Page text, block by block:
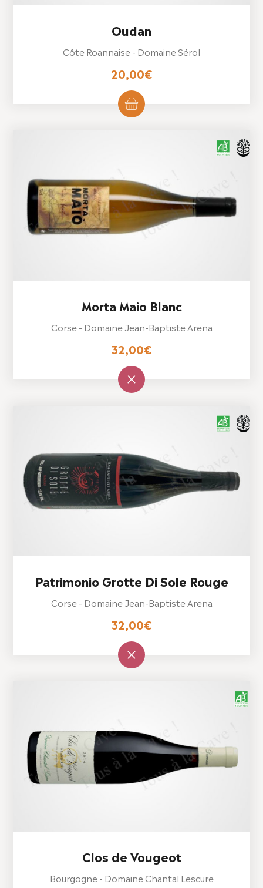
Oudan
Côte Roannaise - Domaine Sérol
20,00€
Morta Maio Blanc
Corse - Domaine Jean-Baptiste Arena
32,00€
Patrimonio Grotte Di Sole Rouge
Corse - Domaine Jean-Baptiste Arena
32,00€
Clos de Vougeot
Bourgogne - Domaine Chantal Lescure